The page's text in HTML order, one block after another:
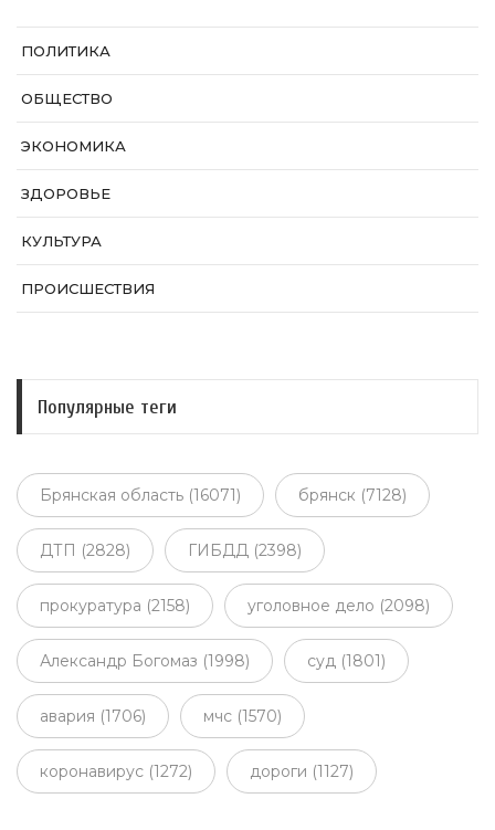
ПОЛИТИКА
ОБЩЕСТВО
ЭКОНОМИКА
ЗДОРОВЬЕ
КУЛЬТУРА
ПРОИСШЕСТВИЯ
Популярные теги
Брянская область (16071) брянск (7128)
ДТП (2828) ГИБДД (2398)
прокуратура (2158) уголовное дело (2098)
Александр Богомаз (1998) суд (1801)
авария (1706) мчс (1570)
коронавирус (1272) дороги (1127)